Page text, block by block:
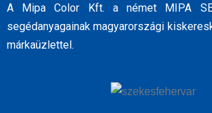
A Mipa Color Kft. a német MIPA
segédanyagainak magyarországi
márkaüzlettel.